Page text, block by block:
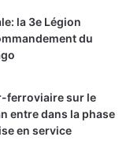
la 3e Légion
du
ferroviaire sur le
entre dans la phase
en service